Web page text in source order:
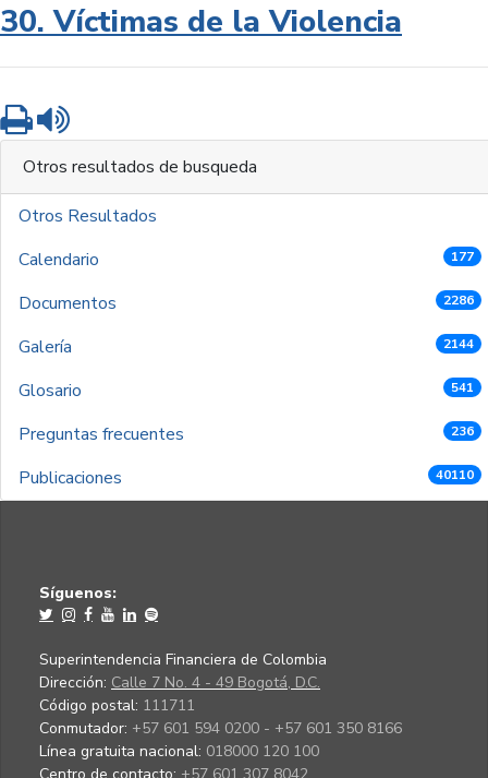
30. Víctimas de la Violencia
Imprimir
Otros resultados de busqueda
Otros Resultados
Calendario
177
Documentos 2286
Galería 2144
Glosario 541
Preguntas frecuentes 236
Publicaciones 40110
Síguenos:
Superintendencia Financiera de Colombia
Dirección: Calle 7 No. 4 - 49 Bogotá, D.C.
Código postal: 111711
Conmutador: +57 601 594 0200 - +57 601 350 8166
Línea gratuita nacional: 018000 120 100